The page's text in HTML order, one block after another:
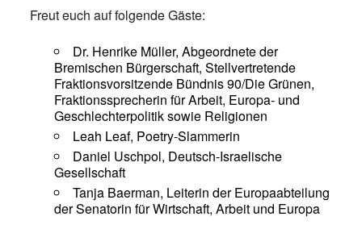
Freut euch auf folgende Gäste:
Dr. Henrike Müller, Abgeordnete der
Bremischen Bürgerschaft, Stellvertretende
Fraktionsvorsitzende Bündnis 90/Die Grünen,
Fraktionssprecherin für Arbeit, Europa- und
Geschlechterpolitik sowie Religionen
Leah Leaf, Poetry-Slammerin
Daniel Uschpol, Deutsch-Israelische
Gesellschaft
Tanja Baerman, Leiterin der Europaabteilung
der Senatorin für Wirtschaft, Arbeit und Europa